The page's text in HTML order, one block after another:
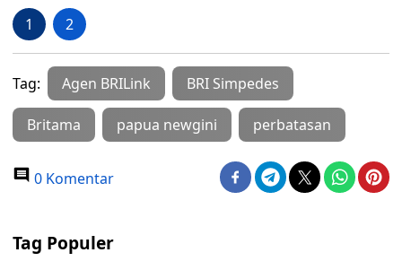
1 2
Tag: Agen BRILink BRI Simpedes
Britama papua newgini perbatasan
0 Komentar
Tag Populer